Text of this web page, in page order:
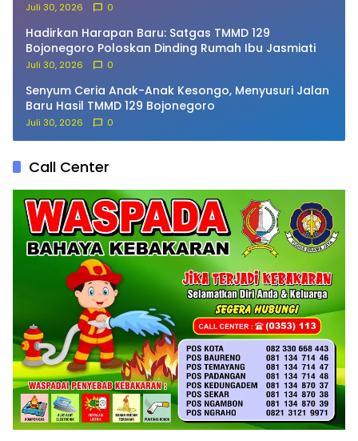
Juli 30, 2026 0
Hadirkan Harapan Baru: Satgas TMMD 129
Bojonegoro Poloskan Dinding Rumah Ibu Jasmiati
Juli 30, 2026 0
Senyum Ceria Anak-Anak Kesongo, Menyusuri Jalan
Baru Hasil TMMD 129 Bojonegoro
Juli 30, 2026 0
Call Center